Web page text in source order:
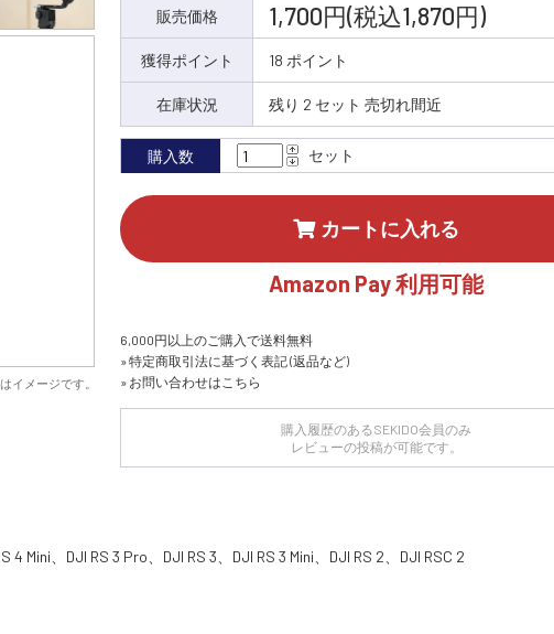
イメージです。
販売価格 1,700円(税込1,870円)
獲得ポイント 18 ポイント
在庫状況 残り 2 セット 売切れ間近
購入数 セット
カートに入れる
Amazon Pay 利用可能
6,000円以上のご購入で送料無料
» 特定商取引法に基づく表記 (返品など)
» お問い合わせはこちら
購入履歴のあるSEKIDO会員のみ
レビューの投稿が可能です。
Mini、DJI RS 3 Pro、DJI RS 3、DJI RS 3 Mini、DJI RS 2、DJI RSC 2